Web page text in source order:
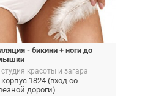
- бикини + ноги до
студия красоты и загара
1824 (вход со
дороги)